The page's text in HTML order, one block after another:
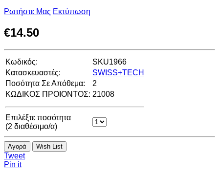
Ρωτήστε Μας Εκτύπωση
€14.50
Κωδικός:
SKU1966
Κατασκευαστές:
SWISS+TECH
Ποσότητα Σε Απόθεμα:
2
ΚΩΔΙΚΟΣ ΠΡΟΙΟΝΤΟΣ: 21008
Επιλέξτε ποσότητα
(2 διαθέσιμο/α)
Αγορά Wish List
Tweet
Pin it